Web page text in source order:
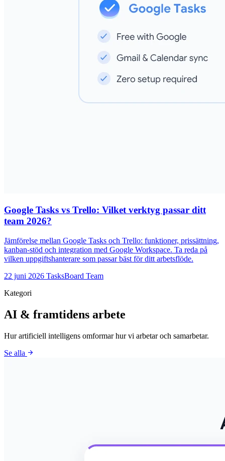
Google Tasks vs Trello: Vilket verktyg passar ditt
team 2026?
Jämförelse mellan Google Tasks och Trello: funktioner, prissättning,
kanban-stöd och integration med Google Workspace. Ta reda på
vilken uppgiftshanterare som passar bäst för ditt arbetsflöde.
22 juni 2026 TasksBoard Team
Kategori
AI & framtidens arbete
Hur artificiell intelligens omformar hur vi arbetar och samarbetar.
Se alla arrow_forward